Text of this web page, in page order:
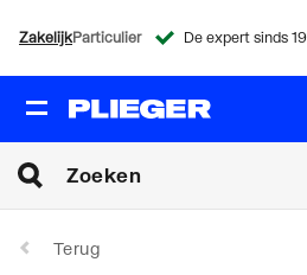
ZakelijkParticulier
Terug